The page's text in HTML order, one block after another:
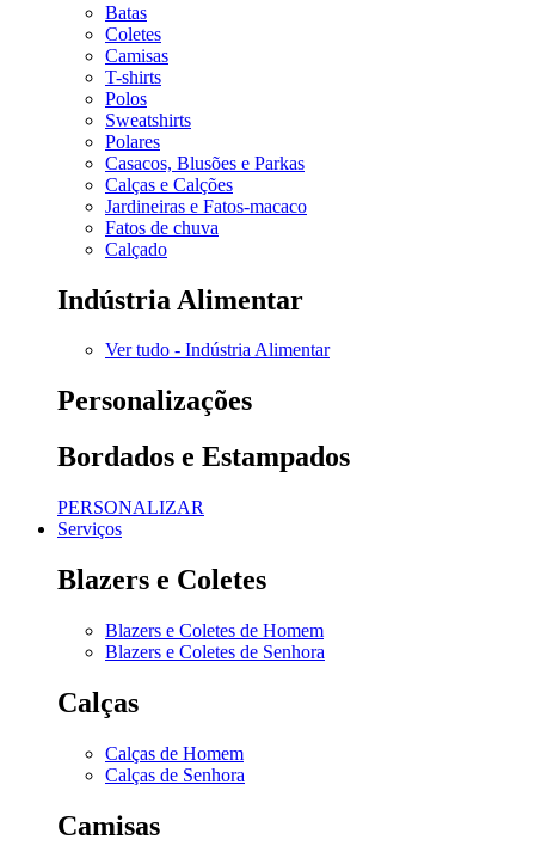
Batas
Coletes
Camisas
T-shirts
Polos
Sweatshirts
Polares
Casacos, Blusões e Parkas
Calças e Calções
Jardineiras e Fatos-macaco
Fatos de chuva
Calçado
Indústria Alimentar
Ver tudo - Indústria Alimentar
Personalizações
Bordados e Estampados
PERSONALIZAR
Serviços
Blazers e Coletes
Blazers e Coletes de Homem
Blazers e Coletes de Senhora
Calças
Calças de Homem
Calças de Senhora
Camisas